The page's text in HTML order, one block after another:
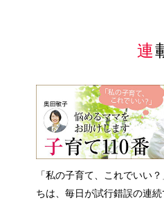
「私の子育て、これでいい
ちは、毎日が試行錯誤の連